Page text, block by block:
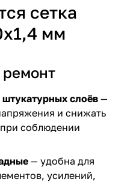
сетка
мм
ремонт
слоёв —
и снижать
соблюдении
— удобна для
усилений,